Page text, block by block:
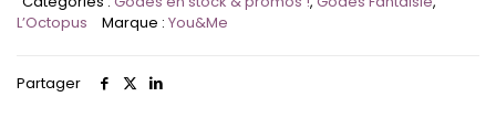
Taille
M
L’Octopus
Marque : You&Me
Partager